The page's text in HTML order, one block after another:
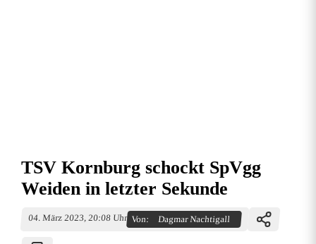
TSV Kornburg schockt SpVgg
Weiden in letzter Sekunde
04. März 2023, 20:08 Uhr Von: Dagmar Nachtigall